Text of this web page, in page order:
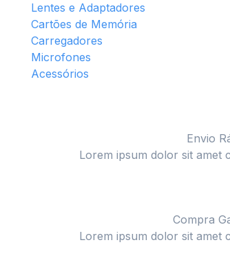
Lentes e Adaptadores
Cartões de Memória
Carregadores
Microfones
Acessórios
Envio
Lorem ipsum dolor sit amet
Compra
Lorem ipsum dolor sit amet